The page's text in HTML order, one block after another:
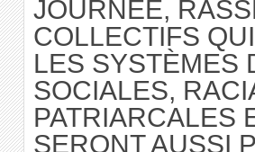
JOURNÉE,
COLLECTIFS
LES SYSTÈMES
SOCIALES,
PATRIARCALES
SERONT AUSSI